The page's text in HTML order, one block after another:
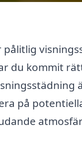
pålitlig
du kommit
på